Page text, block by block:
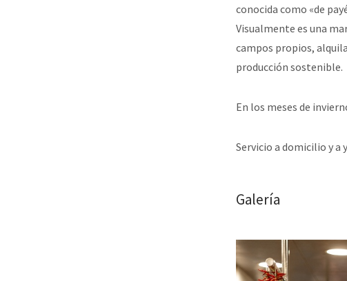
conocida como «de
Visualmente es una
campos propios,
producción sostenible.
En los meses de
Servicio a domicilio y a
Galería